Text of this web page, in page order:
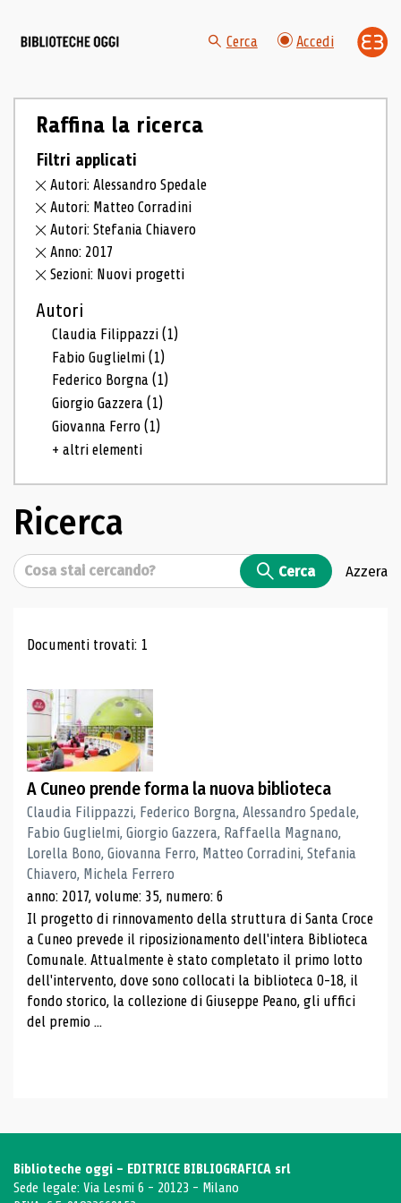
Cerca Accedi
Raffina la ricerca
Filtri applicati
Autori: Alessandro Spedale
Autori: Matteo Corradini
Autori: Stefania Chiavero
Anno: 2017
Sezioni: Nuovi progetti
Autori
Claudia Filippazzi(1)
Fabio Guglielmi(1)
Federico Borgna(1)
Giorgio Gazzera(1)
Giovanna Ferro(1)
+ altri elementi
Ricerca
Cerca Cerca Azzera
Risultati di ricerca
Documenti trovati: 1
A Cuneo prende forma la nuova biblioteca
Claudia Filippazzi, Federico Borgna, Alessandro Spedale,
Fabio Guglielmi, Giorgio Gazzera, Raffaella Magnano,
Lorella Bono, Giovanna Ferro, Matteo Corradini, Stefania
Chiavero, Michela Ferrero
anno: 2017, volume: 35, numero: 6
Il progetto di rinnovamento della struttura di Santa Croce
a Cuneo prevede il riposizionamento dell'intera Biblioteca
Comunale. Attualmente è stato completato il primo lotto
dell'intervento, dove sono collocati la biblioteca 0-18, il
fondo storico, la collezione di Giuseppe Peano, gli uffici
del premio ...
Biblioteche oggi - EDITRICE BIBLIOGRAFICA srl
Sede legale: Via Lesmi 6 - 20123 - Milano